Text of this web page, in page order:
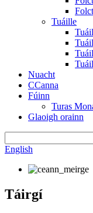
Tuáille
Nuacht
CCanna
Fúinn
Turas
Glaoigh orainn
English
Táirgí